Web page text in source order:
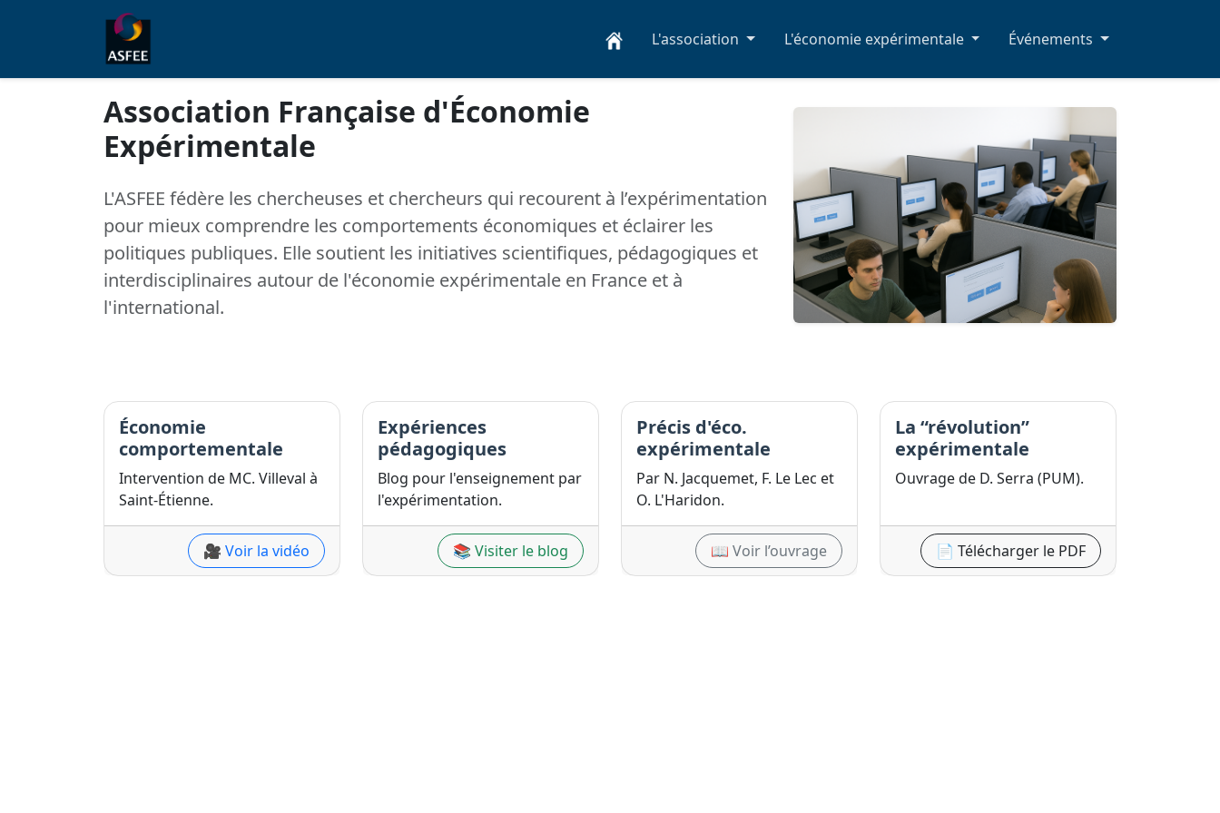
L'association L'économie expérimentale Événements
Association Française d'Économie
Expérimentale
L'ASFEE fédère les chercheuses et chercheurs qui recourent à l’expérimentation
pour mieux comprendre les comportements économiques et éclairer les
politiques publiques. Elle soutient les initiatives scientifiques, pédagogiques et
interdisciplinaires autour de l'économie expérimentale en France et à
l'international.
Économie
comportementale
Intervention de MC. Villeval à
Saint-Étienne.
🎥 Voir la vidéo
Expériences
pédagogiques
Blog pour l'enseignement par
l'expérimentation.
📚 Visiter le blog
Précis d'éco.
expérimentale
Par N. Jacquemet, F. Le Lec et
O. L'Haridon.
📖 Voir l’ouvrage
La “révolution”
expérimentale
Ouvrage de D. Serra (PUM).
📄 Télécharger le PDF